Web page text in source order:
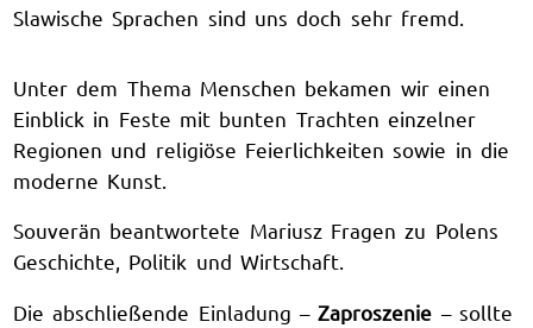
Slawische Sprachen sind uns doch sehr fremd.
Unter dem Thema Menschen bekamen wir einen
Einblick in Feste mit bunten Trachten einzelner
Regionen und religiöse Feierlichkeiten sowie in die
moderne Kunst.
Souverän beantwortete Mariusz Fragen zu Polens
Geschichte, Politik und Wirtschaft.
Die abschließende Einladung –Zaproszenie – sollte